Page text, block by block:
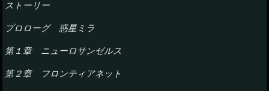
ストーリー
プロローグ 惑星ミラ
第１章 ニューロサンゼルス
第２章 フロンティアネット